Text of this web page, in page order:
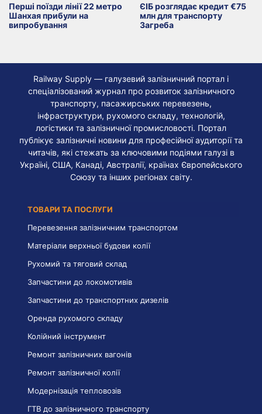
Перші поїзди лінії 22 метро
Шанхая прибули на
випробування
ЄІБ розглядає кредит €75
млн для транспорту
Загреба
Railway Supply — галузевий залізничний портал і
спеціалізований журнал про розвиток залізничного
транспорту, пасажирських перевезень,
інфраструктури, рухомого складу, технологій,
логістики та залізничної промисловості. Портал
публікує залізничні новини для професійної аудиторії та
читачів, які стежать за ключовими подіями галузі в
Україні, США, Канаді, Австралії, країнах Європейського
Союзу та інших регіонах світу.
ТОВАРИ ТА ПОСЛУГИ
Перевезення залізничним транспортом
Матеріали верхньої будови колії
Рухомий та тяговий склад
Запчастини до локомотивів
Запчастини до транспортних дизелів
Оренда рухомого складу
Колійний інструмент
Ремонт залізничних вагонів
Ремонт залізничної колії
Модернізація тепловозів
ГТВ до залізничного транспорту